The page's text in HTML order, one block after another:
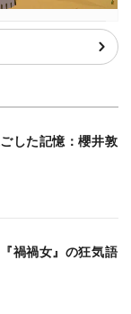
した記憶：櫻井敦
禍禍女』の狂気語